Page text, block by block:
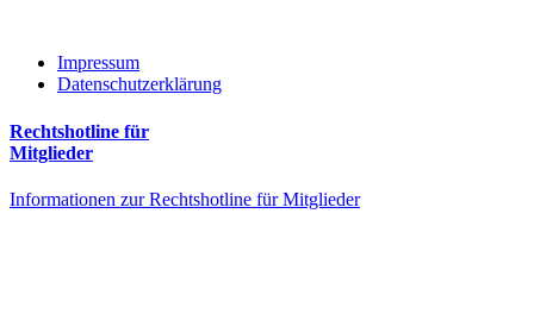
Impressum
Datenschutzerklärung
Rechtshotline für
Mitglieder
Informationen zur Rechtshotline für Mitglieder